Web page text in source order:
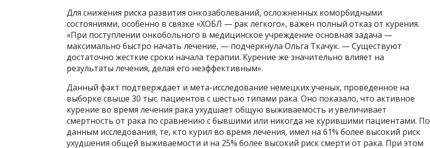
Для снижения риска развития онкозаболеваний, осложненных коморбидными
состояниями, особенно в связке «ХОБЛ — рак легкого», важен полный отказ от курения.
«При поступлении онкобольного в медицинское учреждение основная задача —
максимально быстро начать лечение, — подчеркнула Ольга Ткачук. — Существуют
достаточно жесткие сроки начала терапии. Курение же значительно влияет на
результаты лечения, делая его неэффективным».
Данный факт подтверждает и мета-исследование немецких ученых, проведенное на
выборке свыше 30 тыс. пациентов с шестью типами рака. Оно показало, что активное
курение во время лечения рака ухудшает общую выживаемость и увеличивает
смертность от рака по сравнению с бывшими или никогда не курившими пациентами. По
данным исследования, те, кто курил во время лечения, имел на 61% более высокий риск
ухудшения общей выживаемости и на 25% более высокий риск смерти от рака. При этом